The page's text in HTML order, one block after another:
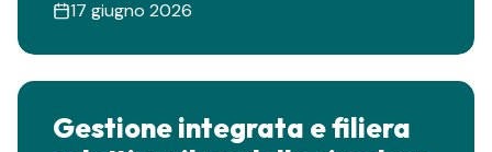
17 giugno 2026
Gestione integrata e filiera